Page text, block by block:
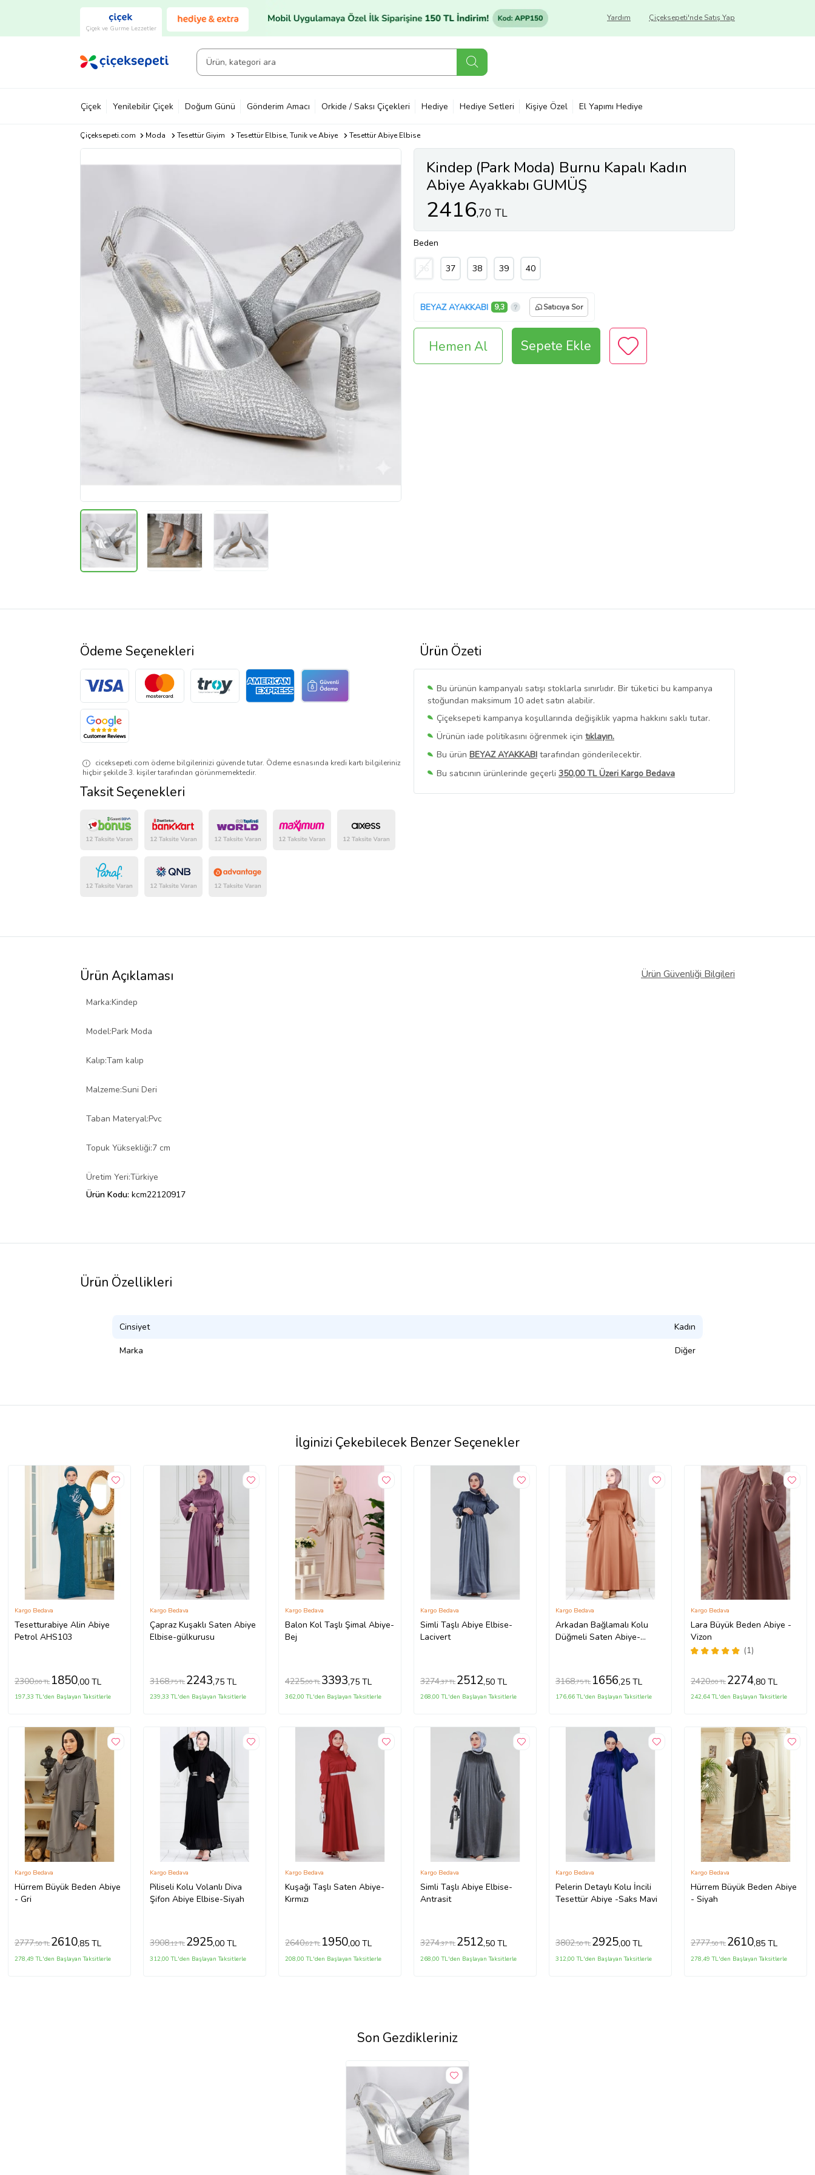
Çiçek ve Gurme Lezzetler
Çiçeksepeti'nde Satış Yap
Yardım
Çiçek Yenilebilir Çiçek Doğum Günü Gönderim Amacı Orkide / Saksı Çiçekleri Hediye Hediye Setleri Kişiye Özel El Yapımı Hediye
Çiçeksepeti.com Moda Tesettür Giyim Tesettür Elbise, Tunik ve Abiye Tesettür Abiye Elbise
Kindep (Park Moda) Burnu Kapalı Kadın
Abiye Ayakkabı GUMÜŞ
2416,70 TL
Beden
36 37 38 39 40
BEYAZ AYAKKABI 9,3 Satıcıya Sor
Hemen Al Sepete Ekle
Ürün Özeti
Bu ürünün kampanyalı satışı stoklarla sınırlıdır. Bir tüketici bu kampanya
stoğundan maksimum 10 adet satın alabilir.
Çiçeksepeti kampanya koşullarında değişiklik yapma hakkını saklı tutar.
Ürünün iade politikasını öğrenmek için tıklayın.
Bu ürün BEYAZ AYAKKABI tarafından gönderilecektir.
Bu satıcının ürünlerinde geçerli 350,00 TL Üzeri Kargo Bedava
Bu SatıcınınTüm Ürünlerini Görüntüle
Ödeme Seçenekleri
ciceksepeti.com ödeme bilgilerinizi güvende tutar. Ödeme esnasında kredi kartı bilgileriniz
hiçbir şekilde 3. kişiler tarafından görünmemektedir.
Taksit Seçenekleri
Ürün Açıklaması Ürün Güvenliği Bilgileri
Marka:Kindep
Model:Park Moda
Kalıp:Tam kalıp
Malzeme:Suni Deri
Taban Materyal:Pvc
Topuk Yüksekliği:7 cm
Üretim Yeri:Türkiye
Ürün Kodu: kcm22120917
Ürün Özellikleri
Cinsiyet Kadın
Marka Diğer
İlginizi Çekebilecek Benzer Seçenekler
Tesetturabiye Alin Abiye
Petrol AHS103
Kargo Bedava
2300,00 TL 1850,00 TL
197,33 TL'den Başlayan Taksitlerle
Çapraz Kuşaklı Saten Abiye
Elbise-gülkurusu
Kargo Bedava
3168,75 TL 2243,75 TL
239,33 TL'den Başlayan Taksitlerle
Balon Kol Taşlı Şimal Abiye-
Bej
Kargo Bedava
4225,00 TL 3393,75 TL
362,00 TL'den Başlayan Taksitlerle
Simli Taşlı Abiye Elbise-
Lacivert
Kargo Bedava
3274,37 TL 2512,50 TL
268,00 TL'den Başlayan Taksitlerle
Arkadan Bağlamalı Kolu
Düğmeli Saten Abiye-
Kargo Bedava
3168,75 TL 1656,25 TL
176,66 TL'den Başlayan Taksitlerle
Lara Büyük Beden Abiye -
Vizon
(1)
Kargo Bedava
2420,00 TL 2274,80 TL
242,64 TL'den Başlayan Taksitlerle
Hürrem Büyük Beden Abiye
- Gri
Kargo Bedava
2777,50 TL 2610,85 TL
278,49 TL'den Başlayan Taksitlerle
Piliseli Kolu Volanlı Diva
Şifon Abiye Elbise-Siyah
Kargo Bedava
3908,12 TL 2925,00 TL
312,00 TL'den Başlayan Taksitlerle
Kuşağı Taşlı Saten Abiye-
Kırmızı
Kargo Bedava
2640,62 TL 1950,00 TL
208,00 TL'den Başlayan Taksitlerle
Simli Taşlı Abiye Elbise-
Antrasit
Kargo Bedava
3274,37 TL 2512,50 TL
268,00 TL'den Başlayan Taksitlerle
Pelerin Detaylı Kolu İncili
Tesettür Abiye -Saks Mavi
Kargo Bedava
3802,50 TL 2925,00 TL
312,00 TL'den Başlayan Taksitlerle
Hürrem Büyük Beden Abiye
- Siyah
Kargo Bedava
2777,50 TL 2610,85 TL
278,49 TL'den Başlayan Taksitlerle
Son Gezdikleriniz